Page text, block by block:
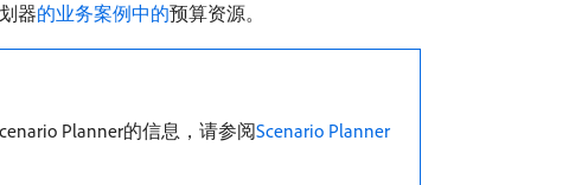
器的业务案例中的预算资源。
Planner的信息，请参阅Scenario Planner